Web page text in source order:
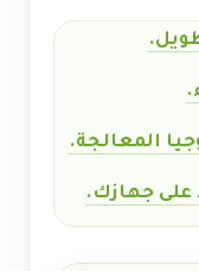
المعالجة.
على جهازك.